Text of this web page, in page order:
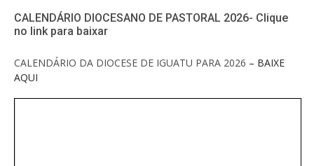
CALENDÁRIO DIOCESANO DE PASTORAL 2026- Clique
no link para baixar
CALENDÁRIO DA DIOCESE DE IGUATU PARA 2026 – BAIXE
AQUI